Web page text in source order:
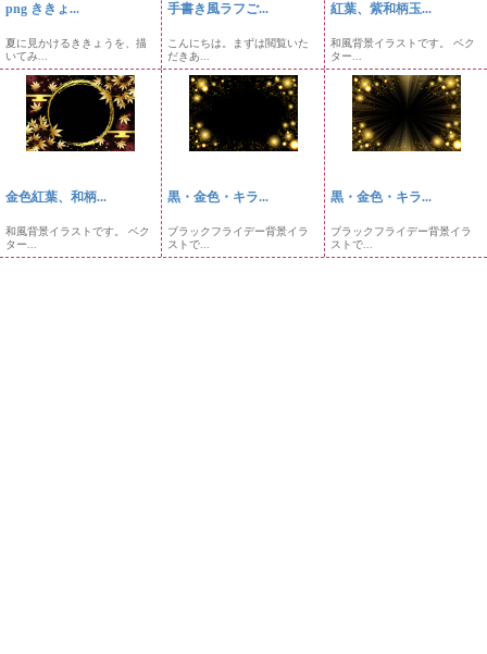
png ききょ...
夏に見かけるききょうを、描
いてみ...
手書き風ラフご...
こんにちは。まずは閲覧いた
だきあ...
紅葉、紫和柄玉...
和風背景イラストです。 ベク
ター...
金色紅葉、和柄...
和風背景イラストです。 ベク
ター...
黒・金色・キラ...
ブラックフライデー背景イラ
ストで...
黒・金色・キラ...
ブラックフライデー背景イラ
ストで...